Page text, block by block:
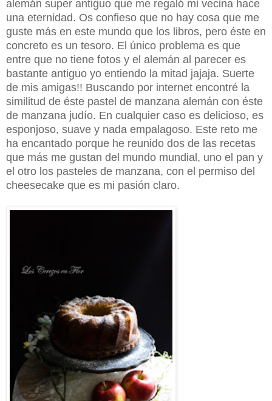
alemán super antiguo que me regaló mi vecina hace
una eternidad. Os confieso que no hay cosa que me
guste más en este mundo que los libros, pero éste en
concreto es un tesoro. El único problema es que
entre que no tiene fotos y el alemán al parecer es
bastante antiguo yo entiendo la mitad jajaja. Suerte
de mis amigas!! Buscando por internet encontré la
similitud de éste pastel de manzana alemán con éste
de manzana judío. En cualquier caso es delicioso, es
esponjoso, suave y nada empalagoso. Este reto me
ha encantado porque he reunido dos de las recetas
que más me gustan del mundo mundial, uno el pan y
el otro los pasteles de manzana, con el permiso del
cheesecake que es mi pasión claro.